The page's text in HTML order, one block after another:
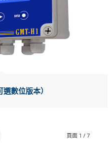
數位版本）
頁面 1 / 7